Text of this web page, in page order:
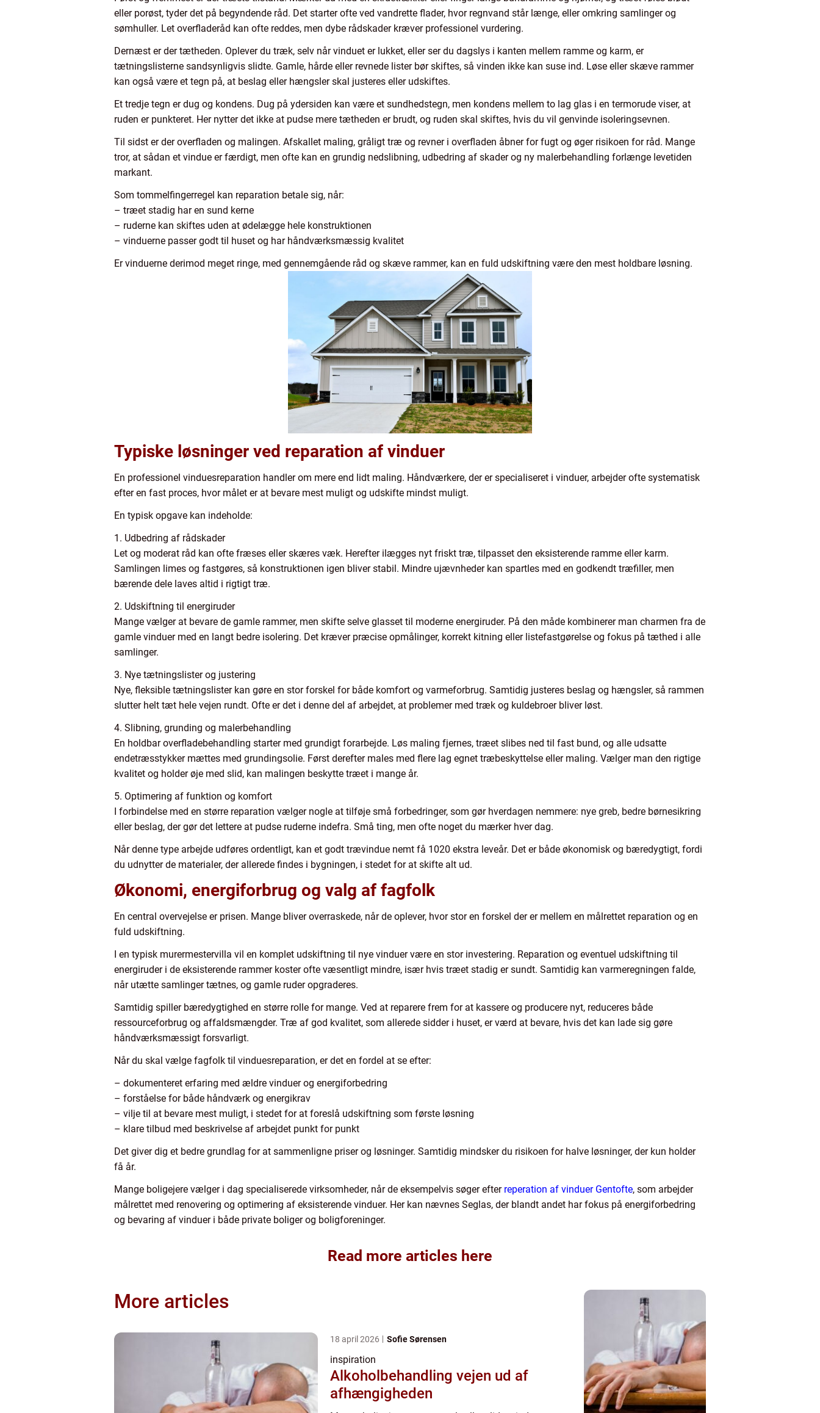
eller porøst, tyder det på begyndende råd. Det starter ofte ved vandrette flader, hvor regnvand står længe, eller omkring samlinger og
sømhuller. Let overfladeråd kan ofte reddes, men dybe rådskader kræver professionel vurdering.
Dernæst er der tætheden. Oplever du træk, selv når vinduet er lukket, eller ser du dagslys i kanten mellem ramme og karm, er
tætningslisterne sandsynligvis slidte. Gamle, hårde eller revnede lister bør skiftes, så vinden ikke kan suse ind. Løse eller skæve rammer
kan også være et tegn på, at beslag eller hængsler skal justeres eller udskiftes.
Et tredje tegn er dug og kondens. Dug på ydersiden kan være et sundhedstegn, men kondens mellem to lag glas i en termorude viser, at
ruden er punkteret. Her nytter det ikke at pudse mere tætheden er brudt, og ruden skal skiftes, hvis du vil genvinde isoleringsevnen.
Til sidst er der overfladen og malingen. Afskallet maling, gråligt træ og revner i overfladen åbner for fugt og øger risikoen for råd. Mange
tror, at sådan et vindue er færdigt, men ofte kan en grundig nedslibning, udbedring af skader og ny malerbehandling forlænge levetiden
markant.
Som tommelfingerregel kan reparation betale sig, når:
– træet stadig har en sund kerne
– ruderne kan skiftes uden at ødelægge hele konstruktionen
– vinduerne passer godt til huset og har håndværksmæssig kvalitet
Er vinduerne derimod meget ringe, med gennemgående råd og skæve rammer, kan en fuld udskiftning være den mest holdbare løsning.
Typiske løsninger ved reparation af vinduer
En professionel vinduesreparation handler om mere end lidt maling. Håndværkere, der er specialiseret i vinduer, arbejder ofte systematisk
efter en fast proces, hvor målet er at bevare mest muligt og udskifte mindst muligt.
En typisk opgave kan indeholde:
1. Udbedring af rådskader
Let og moderat råd kan ofte fræses eller skæres væk. Herefter ilægges nyt friskt træ, tilpasset den eksisterende ramme eller karm.
Samlingen limes og fastgøres, så konstruktionen igen bliver stabil. Mindre ujævnheder kan spartles med en godkendt træfiller, men
bærende dele laves altid i rigtigt træ.
2. Udskiftning til energiruder
Mange vælger at bevare de gamle rammer, men skifte selve glasset til moderne energiruder. På den måde kombinerer man charmen fra de
gamle vinduer med en langt bedre isolering. Det kræver præcise opmålinger, korrekt kitning eller listefastgørelse og fokus på tæthed i alle
samlinger.
3. Nye tætningslister og justering
Nye, fleksible tætningslister kan gøre en stor forskel for både komfort og varmeforbrug. Samtidig justeres beslag og hængsler, så rammen
slutter helt tæt hele vejen rundt. Ofte er det i denne del af arbejdet, at problemer med træk og kuldebroer bliver løst.
4. Slibning, grunding og malerbehandling
En holdbar overfladebehandling starter med grundigt forarbejde. Løs maling fjernes, træet slibes ned til fast bund, og alle udsatte
endetræsstykker mættes med grundingsolie. Først derefter males med flere lag egnet træbeskyttelse eller maling. Vælger man den rigtige
kvalitet og holder øje med slid, kan malingen beskytte træet i mange år.
5. Optimering af funktion og komfort
I forbindelse med en større reparation vælger nogle at tilføje små forbedringer, som gør hverdagen nemmere: nye greb, bedre børnesikring
eller beslag, der gør det lettere at pudse ruderne indefra. Små ting, men ofte noget du mærker hver dag.
Når denne type arbejde udføres ordentligt, kan et godt trævindue nemt få 1020 ekstra leveår. Det er både økonomisk og bæredygtigt, fordi
du udnytter de materialer, der allerede findes i bygningen, i stedet for at skifte alt ud.
Økonomi, energiforbrug og valg af fagfolk
En central overvejelse er prisen. Mange bliver overraskede, når de oplever, hvor stor en forskel der er mellem en målrettet reparation og en
fuld udskiftning.
I en typisk murermestervilla vil en komplet udskiftning til nye vinduer være en stor investering. Reparation og eventuel udskiftning til
energiruder i de eksisterende rammer koster ofte væsentligt mindre, især hvis træet stadig er sundt. Samtidig kan varmeregningen falde,
når utætte samlinger tætnes, og gamle ruder opgraderes.
Samtidig spiller bæredygtighed en større rolle for mange. Ved at reparere frem for at kassere og producere nyt, reduceres både
ressourceforbrug og affaldsmængder. Træ af god kvalitet, som allerede sidder i huset, er værd at bevare, hvis det kan lade sig gøre
håndværksmæssigt forsvarligt.
Når du skal vælge fagfolk til vinduesreparation, er det en fordel at se efter:
– dokumenteret erfaring med ældre vinduer og energiforbedring
– forståelse for både håndværk og energikrav
– vilje til at bevare mest muligt, i stedet for at foreslå udskiftning som første løsning
– klare tilbud med beskrivelse af arbejdet punkt for punkt
Det giver dig et bedre grundlag for at sammenligne priser og løsninger. Samtidig mindsker du risikoen for halve løsninger, der kun holder
få år.
Mange boligejere vælger i dag specialiserede virksomheder, når de eksempelvis søger efter reperation af vinduer Gentofte, som arbejder
målrettet med renovering og optimering af eksisterende vinduer. Her kan nævnes Seglas, der blandt andet har fokus på energiforbedring
og bevaring af vinduer i både private boliger og boligforeninger.
Read more articles here
More articles
18 april 2026 Sofie Sørensen
inspiration
Alkoholbehandling vejen ud af
afhængigheden